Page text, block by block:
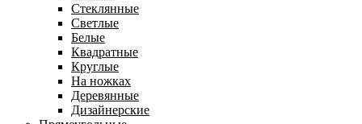
Стеклянные
Светлые
Белые
Квадратные
Круглые
На ножках
Деревянные
Дизайнерские